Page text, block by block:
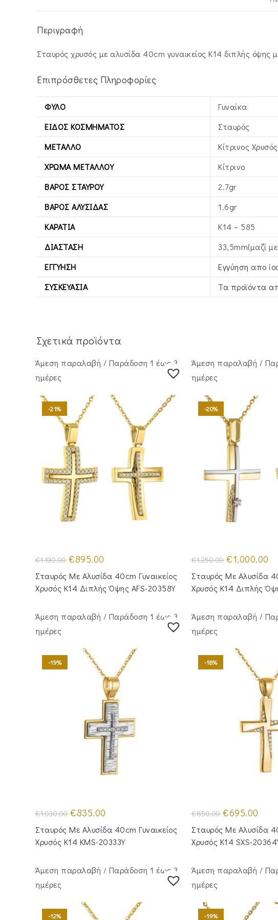
Περιγραφή
Σταυρός χρυσός με αλυσίδα 40cm γυναικείος Κ14 διπλής όψης
Επιπρόσθετες Πληροφορίες
ΦΎΛΟ
Γυναίκα
ΕΊΔΟΣ ΚΟΣΜΉΜΑΤΟΣ
Σταυρός
ΜΈΤΑΛΛΟ
Κίτρινος Xρυσός
ΧΡΏΜΑ ΜΕΤΆΛΛΟΥ
Κίτρινο
ΒΆΡΟΣ ΣΤΑΥΡΟΎ
2.7gr
ΒΆΡΟΣ ΑΛΥΣΊΔΑΣ
1.6gr
ΚΑΡΆΤΙΑ
Κ14 – 585
ΔΙΆΣΤΑΣΗ
33,5mm(μαζί
ΕΓΓΎΗΣΗ
Εγγύηση απο
ΣΥΣΚΕΥΑΣΊΑ
Τα προϊόντα
Σχετικά προϊόντα
Άμεση παραλαβή / Παράδoση 1 έως 3
ημέρες
-21%
€1,130.00 Original
price
was:
€1,130.00.
€895.00
τιμή
είναι:
€895.00.
Σταυρός Mε Aλυσίδα 40cm Γυναικείος
Χρυσός Κ14 Διπλής Όψης AFS-20358Y
Άμεση παραλαβή /
ημέρες
-20%
€1,250.00 Original
price
was:
€1,250.00.
€1,000.00
Σταυρός Με Αλυσίδα
Χρυσός Κ14 Διπλής
Άμεση παραλαβή / Παράδoση 1 έως 3
ημέρες
-19%
€1,030.00 Original
price
was:
€1,030.00.
€835.00
τιμή
είναι:
€835.00.
Σταυρός Mε Aλυσίδα 40cm Γυναικείος
Χρυσός Κ14 KMS-20333Y
Άμεση παραλαβή /
ημέρες
-18%
€850.00 Original
price
was:
€850.00.
€695.00
τιμή
είναι:
Σταυρός Με Αλυσίδα
Χρυσός Κ14 SXS-
Άμεση παραλαβή / Παράδoση 1 έως 3
ημέρες
-12%
Άμεση παραλαβή /
ημέρες
-19%